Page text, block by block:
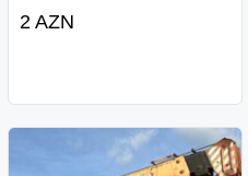
2 AZN